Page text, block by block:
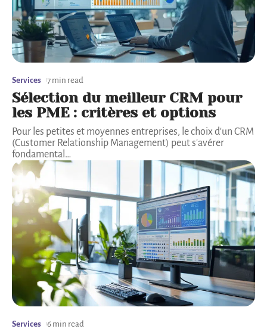
Services 7 min read
Sélection du meilleur CRM pour
les PME : critères et options
Pour les petites et moyennes entreprises, le choix d'un CRM
(Customer Relationship Management) peut s'avérer
fondamental …
Services 6 min read